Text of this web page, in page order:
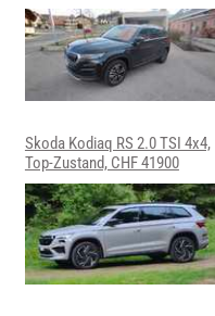
Skoda Kodiaq RS 2.0 TSI 4x4,
Top-Zustand, CHF 41900